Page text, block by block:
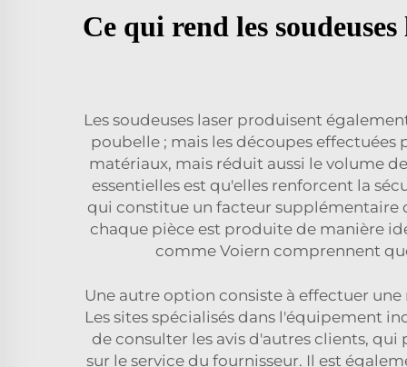
Ce qui rend les
Les soudeuses laser produisent
poubelle ; mais les découpes effectuées
matériaux, mais réduit aussi le volume
essentielles est qu'elles renforcent la
qui constitue un facteur supplémentaire
chaque pièce est produite de manière
comme Voiern comprennent
Une autre option consiste à effectuer
Les sites spécialisés dans l'équipement
de consulter les avis d'autres clients,
sur le service du fournisseur. Il est